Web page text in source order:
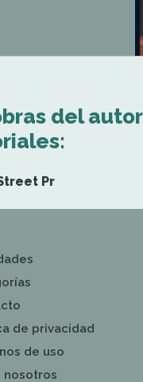
del
Pr
de privacidad
de uso
nosotros